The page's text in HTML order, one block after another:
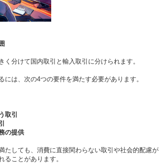
く分けて国内取引と輸入取引に分けられます。
には、次の4つの要件を満たす必要があります。
取引
の提供
たしても、消費に直接関わらない取引や社会的配慮が
ることがあります。